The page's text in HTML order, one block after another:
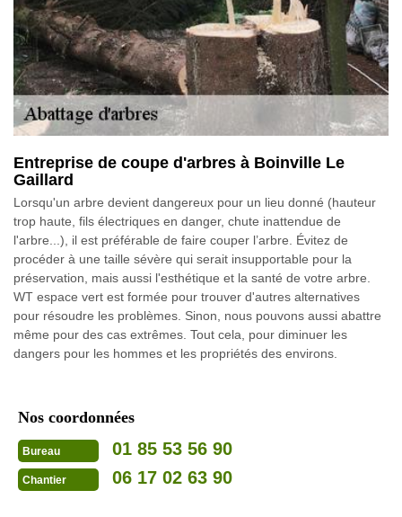
Entreprise de coupe d'arbres à Boinville Le
Gaillard
Lorsqu'un arbre devient dangereux pour un lieu donné (hauteur
trop haute, fils électriques en danger, chute inattendue de
l'arbre...), il est préférable de faire couper l’arbre. Évitez de
procéder à une taille sévère qui serait insupportable pour la
préservation, mais aussi l'esthétique et la santé de votre arbre.
WT espace vert est formée pour trouver d'autres alternatives
pour résoudre les problèmes. Sinon, nous pouvons aussi abattre
même pour des cas extrêmes. Tout cela, pour diminuer les
dangers pour les hommes et les propriétés des environs.
Nos coordonnées
Bureau 01 85 53 56 90
Chantier 06 17 02 63 90